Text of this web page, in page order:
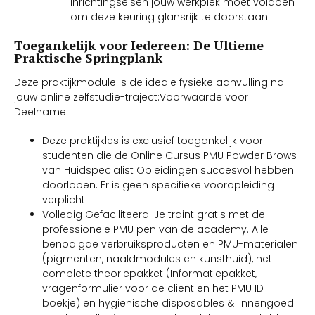
om deze keuring glansrijk te doorstaan.
Toegankelijk voor Iedereen: De Ultieme
Praktische Springplank
Deze praktijkmodule is de ideale fysieke aanvulling na
jouw online zelfstudie-traject:Voorwaarde voor
Deelname:
Deze praktijkles is exclusief toegankelijk voor
studenten die de Online Cursus PMU Powder Brows
van Huidspecialist Opleidingen succesvol hebben
doorlopen. Er is geen specifieke vooropleiding
verplicht.
Volledig Gefaciliteerd: Je traint gratis met de
professionele PMU pen van de academy. Alle
benodigde verbruiksproducten en PMU-materialen
(pigmenten, naaldmodules en kunsthuid), het
complete theoriepakket (Informatiepakket,
vragenformulier voor de cliënt en het PMU ID-
boekje) en hygiënische disposables & linnengoed